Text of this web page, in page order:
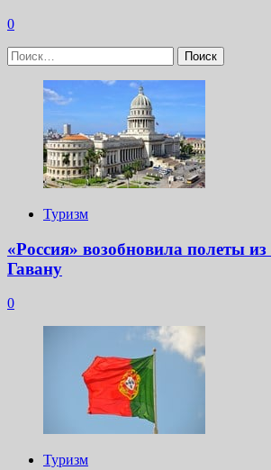
0
Найти:
Туризм
«Россия» возобновила полеты
Гавану
0
Туризм